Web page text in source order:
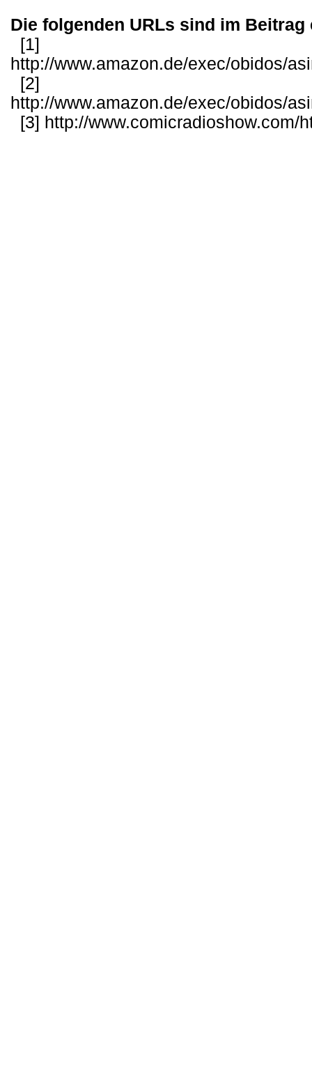
Die folgenden URLs sind im Beitrag
[1]
http://www.amazon.de/exec/obidos/
[2]
http://www.amazon.de/exec/obidos/
[3] http://www.comicradioshow.com/